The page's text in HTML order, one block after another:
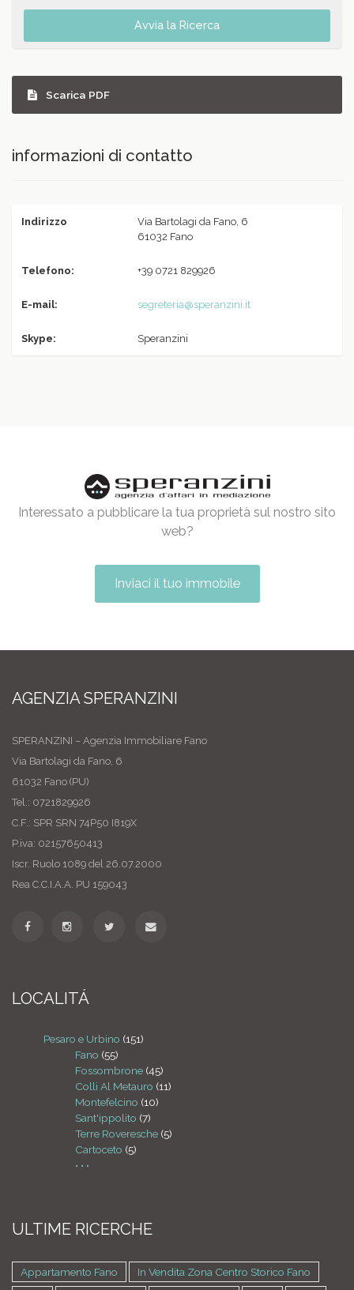
Avvia la Ricerca
Scarica PDF
informazioni di contatto
Indirizzo
Via Bartolagi da Fano, 6
61032 Fano
Telefono: +39 0721 829926
E-mail: segreteria@speranzini.it
Skype: Speranzini
Interessato a pubblicare la tua proprietà sul nostro sito
web?
Inviaci il tuo immobile
AGENZIA SPERANZINI
SPERANZINI – Agenzia Immobiliare Fano
Via Bartolagi da Fano, 6
61032 Fano (PU)
Tel.: 0721829926
C.F.: SPR SRN 74P50 I819X
P.iva: 02157650413
Iscr. Ruolo 1089 del 26.07.2000
Rea C.C.I.A.A. PU 159043
LOCALITÁ
Pesaro e Urbino (151)
Fano (55)
Fossombrone (45)
Colli Al Metauro (11)
Montefelcino (10)
Sant'ippolito (7)
Terre Roveresche (5)
Cartoceto (5)
• • •
ULTIME RICERCHE
Appartamento Fano In Vendita Zona Centro Storico Fano